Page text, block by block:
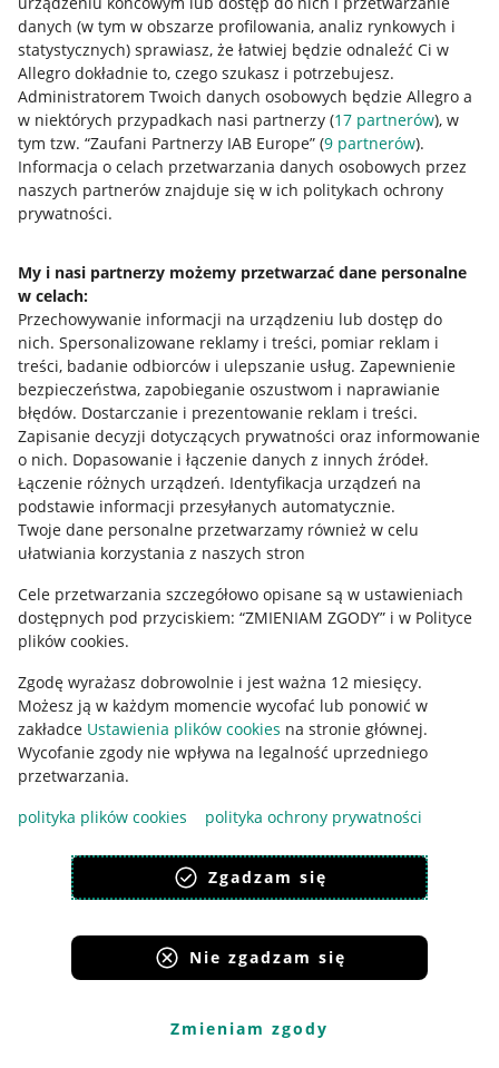
danych (w tym w obszarze profilowania, analiz rynkowych i
statystycznych) sprawiasz, że łatwiej będzie odnaleźć Ci w
Allegro dokładnie to, czego szukasz i potrzebujesz.
Administratorem Twoich danych osobowych będzie Allegro a
w niektórych przypadkach nasi partnerzy (17 partnerów), w
tym tzw. “Zaufani Partnerzy IAB Europe” (9 partnerów).
Informacja o celach przetwarzania danych osobowych przez
naszych partnerów znajduje się w ich politykach ochrony
prywatności.
My i nasi partnerzy możemy przetwarzać dane personalne
w celach:
Przechowywanie informacji na urządzeniu lub dostęp do
nich. Spersonalizowane reklamy i treści, pomiar reklam i
treści, badanie odbiorców i ulepszanie usług. Zapewnienie
bezpieczeństwa, zapobieganie oszustwom i naprawianie
błędów. Dostarczanie i prezentowanie reklam i treści.
Zapisanie decyzji dotyczących prywatności oraz informowanie
o nich. Dopasowanie i łączenie danych z innych źródeł.
Łączenie różnych urządzeń. Identyfikacja urządzeń na
podstawie informacji przesyłanych automatycznie.
Twoje dane personalne przetwarzamy również w celu
ułatwiania korzystania z naszych stron
Cele przetwarzania szczegółowo opisane są w ustawieniach
dostępnych pod przyciskiem: “ZMIENIAM ZGODY” i w Polityce
plików cookies.
Zgodę wyrażasz dobrowolnie i jest ważna 12 miesięcy.
Możesz ją w każdym momencie wycofać lub ponowić w
zakładce Ustawienia plików cookies na stronie głównej.
Wycofanie zgody nie wpływa na legalność uprzedniego
przetwarzania.
polityka plików cookies
polityka ochrony prywatności
Zgadzam się
Nie zgadzam się
Zmieniam zgody
Przydatne informacje
Jak to działa
Allegro Gadane dla sprzedających
Allegro Gadane dla kupujących
Mapa miejscowości
Informacje prawne
Regulamin
Polityka plików "cookies"
Ustawienia plików "cookies"
Udostępnianie lokalizacji
Informacje dla Aktu o Usługach Cyfrowych
Pobierz aplikację
Korzystanie z serwisu oznacza akceptacjęregulaminu